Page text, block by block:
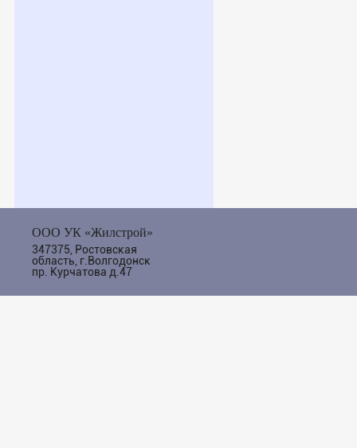
ООО УК «Жилстрой»
347375, Ростовская
область, г.Волгодонск
пр. Курчатова д.47